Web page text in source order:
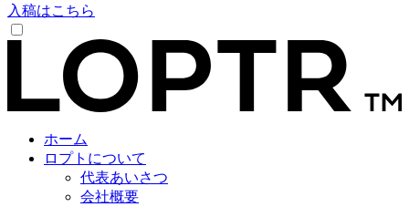
入稿はこちら
ホーム
ロプトについて
代表あいさつ
会社概要